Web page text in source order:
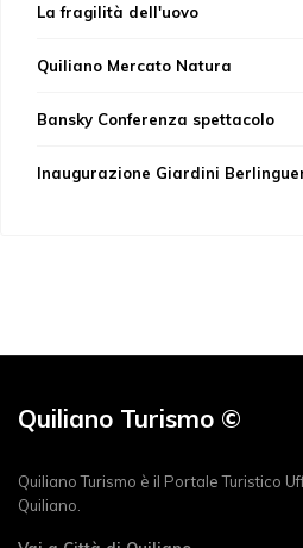
La fragilità dell'uovo
Quiliano Mercato Natura
Bansky Conferenza spettacolo
Inaugurazione Giardini
Quiliano Turismo ©
Quiliano Turismo è il Portale Turistico
Quiliano.